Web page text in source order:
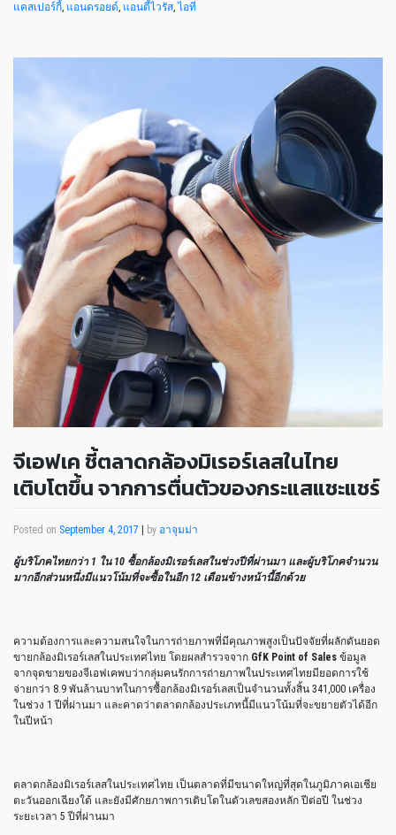
แคสเปอร์กี้, แอนดรอยด์, แอนตี้ไวรัส, ไอที
จีเอฟเค ชี้ตลาดกล้องมิเรอร์เลสในไทย
เติบโตขึ้น จากการตื่นตัวของกระแสแชะแชร์
Posted on September 4, 2017 by อาจุมม่า
ผู้บริโภคไทยกว่า1 ใน 10 ซื้อกล้องมิเรอร์เลสในช่วงปีที่ผ่านมา และผู้บริโภคจำนวน
มากอีกส่วนหนึ่งมีแนวโน้มที่จะซื้อในอีก 12 เดือนข้างหน้านี้อีกด้วย
ความต้องการและความสนใจในการถ่ายภาพที่มีคุณภาพสูงเป็นปัจจัยที่ผลักดันยอด
ขายกล้องมิเรอร์เลสในประเทศไทย โดยผลสำรวจจาก GfK Point of Sales ข้อมูล
จากจุดขายของจีเอฟเคพบว่ากลุ่มคนรักการถ่ายภาพในประเทศไทยมียอดการใช้
จ่ายกว่า 8.9 พันล้านบาทในการซื้อกล้องมิเรอร์เลสเป็นจำนวนทั้งสิ้น 341,000 เครื่อง
ในช่วง 1 ปีที่ผ่านมา และคาดว่าตลาดกล้องประเภทนี้มีแนวโน้มที่จะขยายตัวได้อีก
ในปีหน้า
ตลาดกล้องมิเรอร์เลสในประเทศไทย เป็นตลาดที่มีขนาดใหญ่ที่สุดในภูมิภาคเอเชีย
ตะวันออกเฉียงใต้ และยังมีศักยภาพการเติบโตในตัวเลขสองหลัก ปีต่อปี ในช่วง
ระยะเวลา 5 ปีที่ผ่านมา